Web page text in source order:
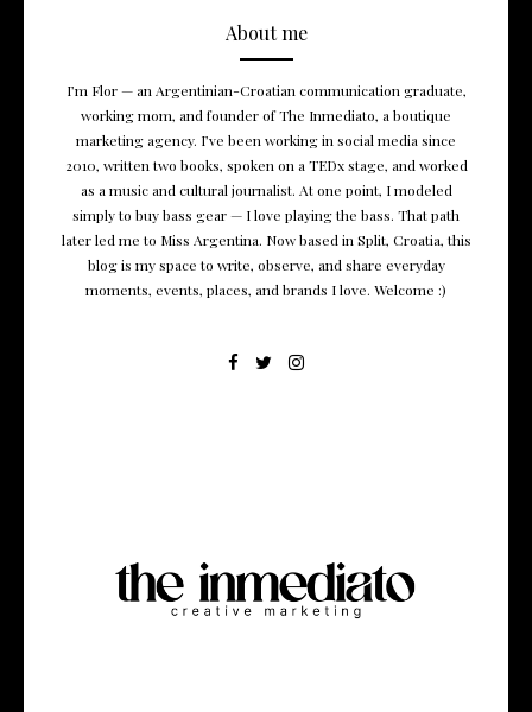
About me
I’m Flor — an Argentinian-Croatian communication graduate,
working mom, and founder of The Inmediato, a boutique
marketing agency. I’ve been working in social media since
2010, written two books, spoken on a TEDx stage, and worked
as a music and cultural journalist. At one point, I modeled
simply to buy bass gear — I love playing the bass. That path
later led me to Miss Argentina. Now based in Split, Croatia, this
blog is my space to write, observe, and share everyday
moments, events, places, and brands I love. Welcome :)